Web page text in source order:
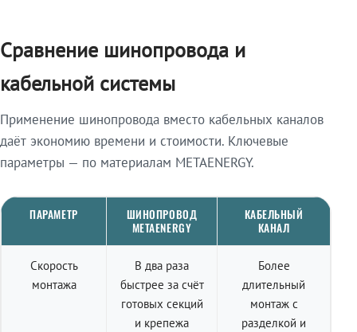
Сравнение шинопровода и
кабельной системы
Применение шинопровода вместо кабельных каналов
даёт экономию времени и стоимости. Ключевые
параметры — по материалам METAENERGY.
ПАРАМЕТР
ШИНОПРОВОД
METAENERGY
КАБЕЛЬНЫЙ
КАНАЛ
Скорость
монтажа
В два раза
быстрее за счёт
готовых секций
и крепежа
Более
длительный
монтаж с
разделкой и